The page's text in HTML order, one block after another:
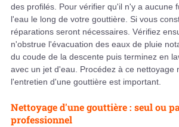
des profilés. Pour vérifier qu'il n'y a aucune
l'eau le long de votre gouttière. Si vous
réparations seront nécessaires. Vérifiez
n'obstrue l'évacuation des eaux de pluie
du coude de la descente puis terminez en
avec un jet d'eau. Procédez à ce nettoyage
l'entretien d'une gouttière est important.
Nettoyage d'une gouttière : seul ou
professionnel